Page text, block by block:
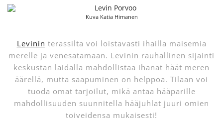
Kuva Katia Himanen
Levinin terassilta voi loistavasti ihailla maisemia
merelle ja venesatamaan. Levinin rauhallinen sijainti
keskustan laidalla mahdollistaa ihanat häät meren
äärellä, mutta saapuminen on helppoa. Tilaan voi
tuoda omat tarjoilut, mikä antaa hääparille
mahdollisuuden suunnitella hääjuhlat juuri omien
toiveidensa mukaisesti!